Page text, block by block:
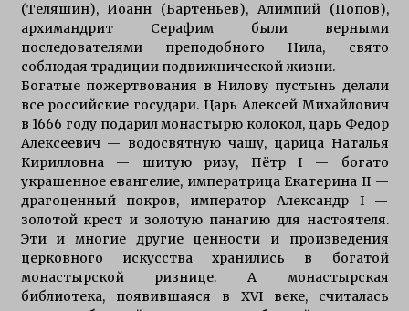
(Теляшин), Иоанн (Бартеньев), Алимпий (Попов),
архимандрит Серафим были верными
последователями преподобного Нила, свято
соблюдая традиции подвижнической жизни.
Богатые пожертвования в Нилову пустынь делали
все российские государи. Царь Алексей Михайлович
в 1666 году подарил монастырю колокол, царь Федор
Алексеевич — водосвятную чашу, царица Наталья
Кирилловна — шитую ризу, Пётр I — богато
украшенное евангелие, императрица Екатерина II —
драгоценный покров, император Александр I —
золотой крест и золотую панагию для настоятеля.
Эти и многие другие ценности и произведения
церковного искусства хранились в богатой
монастырской ризнице. А монастырская
библиотека, появившаяся в XVI веке, считалась